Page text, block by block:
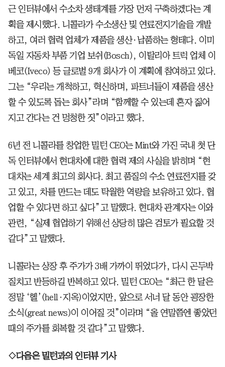
근 인터뷰에서 수소차 생태계를 가장 먼저 구축하겠다는 계
획을 제시했다. 니콜라가 수소생산 및 연료전지기술을 개발
하고, 여러 협력 업체가 제품을 생산·납품하는 형태다. 이미
독일 자동차 부품 기업 보쉬(Bosch), 이탈리아 트럭 업체 이
베코(Iveco) 등 글로벌 9개 회사가 이 계획에 참여하고 있다.
그는 “우리는 개척하고, 혁신하며, 파트너들이 제품을 생산
할 수 있도록 돕는 회사”라며 “함께할 수 있는데 혼자 짊어
지고 간다는 건 멍청한 짓”이라고 했다.
6년 전 니콜라를 창업한 밀턴 CEO는 Mint와 가진 국내 첫 단
독 인터뷰에서 현대차에 대한 협력 제의 사실을 밝히며 “현
대차는 세계 최고의 회사다. 최고 품질의 수소 연료전지를 갖
고 있고, 차를 만드는 데도 탁월한 역량을 보유하고 있다. 협
업할 수 있다면 하고 싶다”고 말했다. 현대차 관계자는 이와
관련, “실제 협업하기 위해선 상당히 많은 검토가 필요할 것
같다”고 말했다.
니콜라는 상장 후 주가가 3배 가까이 뛰었다가, 다시 곤두박
질치고 반등하길 반복하고 있다. 밀턴 CEO는 “최근 한 달은
정말 ‘헬’(hell·지옥)이었지만, 앞으로 서너 달 동안 굉장한
소식(great news)이 이어질 것”이라며 “올 연말쯤엔 좋았던
때의 주가를 회복할 것 같다”고 말했다.
◇다음은 밀턴과의 인터뷰 기사